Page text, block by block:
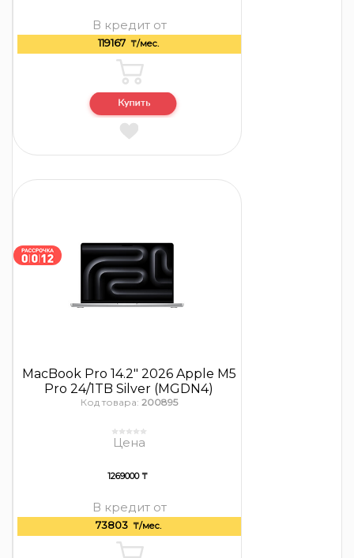
В кредит от
119167 ₸/мес.
MacBook Pro 14.2″ 2026 Apple M5
Pro 24/1TB Silver (MGDN4)
Код товара: 200895
Цена
1269000 ₸
В кредит от
73803 ₸/мес.